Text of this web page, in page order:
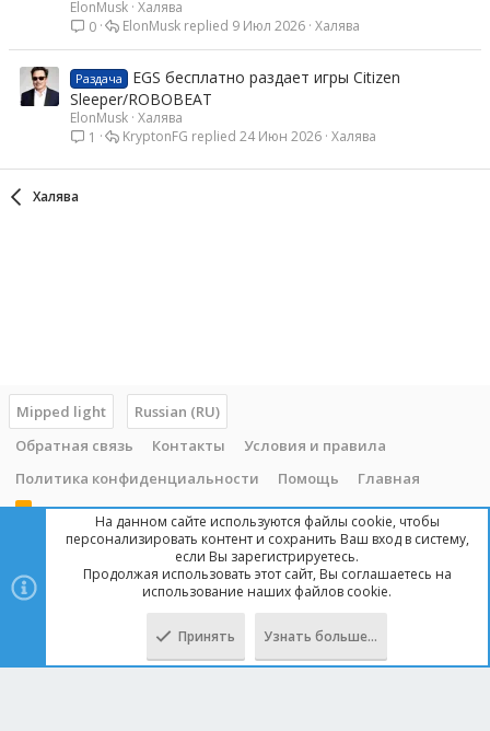
ElonMusk Халява
0
Халява
9 Июл 2026
ElonMusk
Раздача
EGS бесплатно раздает игры Citizen
Sleeper/ROBOBEAT
ElonMusk Халява
1
Халява
24 Июн 2026
KryptonFG
Халява
Mipped light
Russian (RU)
Обратная связь
Контакты
Условия и правила
Политика конфиденциальности
Помощь Главная
R
Copyright © 2014 - 2025, mipped.com. Все права защищены. При
копировании материала с сайта, обратная ссылка обязательна!
На данном сайте используются файлы cookie, чтобы
персонализировать контент и сохранить Ваш вход в систему,
если Вы зарегистрируетесь.
Продолжая использовать этот сайт, Вы соглашаетесь на
использование наших файлов cookie.
Принять Узнать больше…